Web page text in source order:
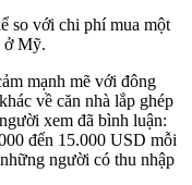
so với chi phí mua một
ở Mỹ.
mạnh mẽ với đông
về căn nhà lắp ghép
xem đã bình luận:
đến 15.000 USD mỗi
người có thu nhập